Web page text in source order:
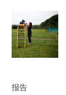
报告